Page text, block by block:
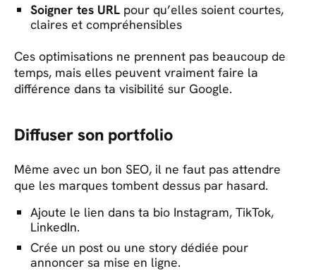
Soigner tes URL pour qu’elles soient courtes,
claires et compréhensibles
Ces optimisations ne prennent pas beaucoup de
temps, mais elles peuvent vraiment faire la
différence dans ta visibilité sur Google.
Diffuser son portfolio
Même avec un bon SEO, il ne faut pas attendre
que les marques tombent dessus par hasard.
Ajoute le lien dans ta bio Instagram, TikTok,
LinkedIn.
Crée un post ou une story dédiée pour
annoncer sa mise en ligne.